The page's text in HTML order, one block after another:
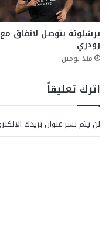
برشلونة يتوصل لاتفاق مع
رودري
منذ يومين
اترك تعليقاً
لن يتم نشر عنوان بريدك